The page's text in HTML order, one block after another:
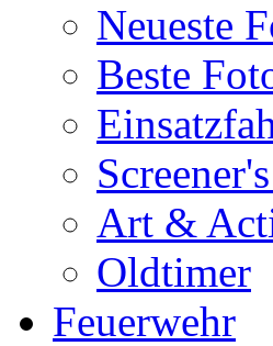
Neueste
Beste
Art &
Oldtimer
Feuerwehr